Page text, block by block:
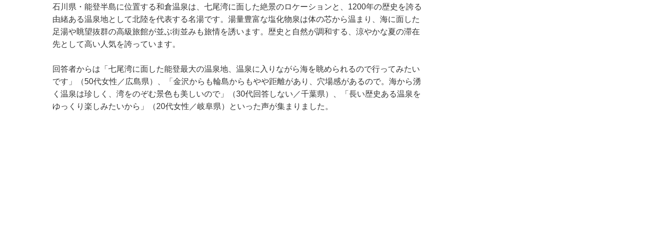
石川県・能登半島に位置する和倉温泉は、七尾湾に面した絶景のロケーションと、1200年の歴史を誇る
由緒ある温泉地として北陸を代表する名湯です。湯量豊富な塩化物泉は体の芯から温まり、海に面した
足湯や眺望抜群の高級旅館が並ぶ街並みも旅情を誘います。歴史と自然が調和する、涼やかな夏の滞在
先として高い人気を誇っています。
回答者からは「七尾湾に面した能登最大の温泉地、温泉に入りながら海を眺められるので行ってみたい
です」（50代女性／広島県）、「金沢からも輪島からもやや距離があり、穴場感があるので。海から湧
く温泉は珍しく、湾をのぞむ景色も美しいので」（30代回答しない／千葉県）、「長い歴史ある温泉を
ゆっくり楽しみたいから」（20代女性／岐阜県）といった声が集まりました。